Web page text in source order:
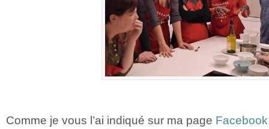
Comme je vous l’ai indiqué sur ma page Facebook